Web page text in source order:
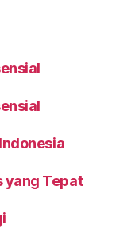
yang Tepat